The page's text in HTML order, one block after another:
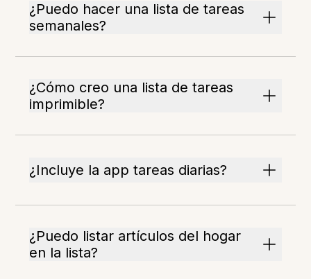
¿Puedo hacer una lista de tareas
semanales?
¿Cómo creo una lista de tareas
imprimible?
¿Incluye la app tareas diarias?
¿Puedo listar artículos del hogar
en la lista?